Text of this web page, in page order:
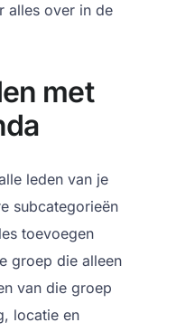
alles over in de
met
leden van je
subcategorieën
toevoegen
groep die alleen
van die groep
locatie en